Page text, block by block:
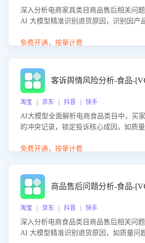
深入分析电商家具类目商品售后相关问
AI 大模型精准识别退货原因，识别因产
力商家优化产品或服务，实现销售额的显
免费开通，按量计费
客诉舆情风险分析-食品-
淘宝 | 京东 | 抖音 | 快手
AI大模型全面解析电商食品类目中，买
的冲突记录，锁定投诉核心成因，如质
置差评防控，提升客户满意度。
免费开通，按量计费
商品售后问题分析-食品-
淘宝 | 京东 | 抖音 | 快手
深入分析电商食品类目商品售后相关问
AI 大模型精准识别退货原因，如质量问